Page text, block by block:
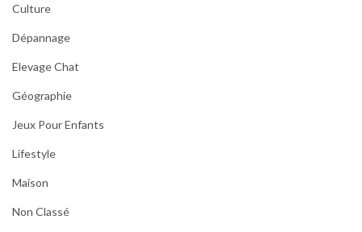
Culture
Dépannage
Elevage Chat
Géographie
Jeux Pour Enfants
Lifestyle
Maison
Non Classé